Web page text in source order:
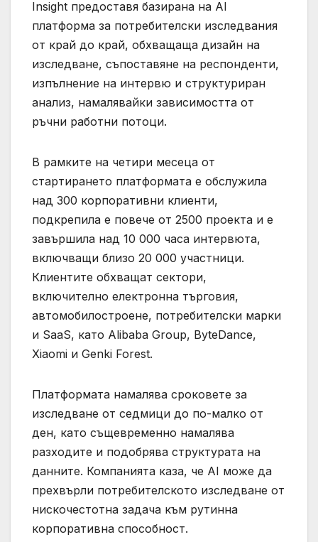
Insight предоставя базирана на AI
платформа за потребителски изследвания
от край до край, обхващаща дизайн на
изследване, съпоставяне на респонденти,
изпълнение на интервю и структуриран
анализ, намалявайки зависимостта от
ръчни работни потоци.
В рамките на четири месеца от
стартирането платформата е обслужила
над 300 корпоративни клиенти,
подкрепила е повече от 2500 проекта и е
завършила над 10 000 часа интервюта,
включващи близо 20 000 участници.
Клиентите обхващат сектори,
включително електронна търговия,
автомобилостроене, потребителски марки
и SaaS, като Alibaba Group, ByteDance,
Xiaomi и Genki Forest.
Платформата намалява сроковете за
изследване от седмици до по-малко от
ден, като същевременно намалява
разходите и подобрява структурата на
данните. Компанията каза, че AI може да
прехвърли потребителското изследване от
нискочестотна задача към рутинна
корпоративна способност.